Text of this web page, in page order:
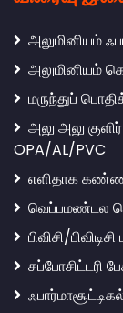
அலுமினியம்
அலுமினியம்
மருந்துப்
அலு அலு
OPA/AL/PVC
எளிதாக
வெப்பமண்டல
பிவிசி/
சப்போசிட்டரி